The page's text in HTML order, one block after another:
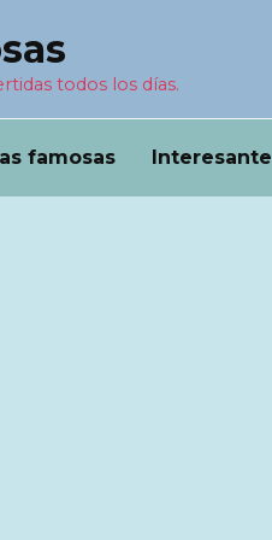
todos los días.
famosas Interesante